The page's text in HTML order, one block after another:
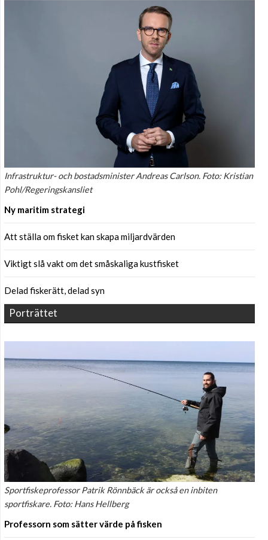
Infrastruktur- och bostadsminister Andreas Carlson. Foto: Kristian
Pohl/Regeringskansliet
Ny maritim strategi
Att ställa om fisket kan skapa miljardvärden
Viktigt slå vakt om det småskaliga kustfisket
Delad fiskerätt, delad syn
Porträttet
Sportfiskeprofessor Patrik Rönnbäck är också en inbiten
sportfiskare. Foto: Hans Hellberg
Professorn som sätter värde på fisken